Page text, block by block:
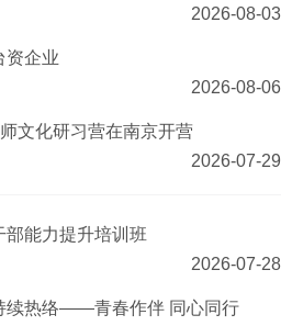
2026-08-03
资企业
2026-08-06
文化研习营在南京开营
2026-07-29
能力提升培训班
2026-07-28
续热络——青春作伴 同心同行